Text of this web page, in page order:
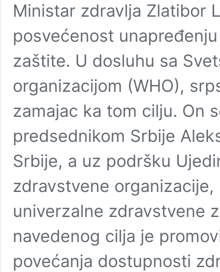
Ministar zdravlja Zlatibor
posvećenost
zaštite. U dosluhu sa
organizacijom (WHO),
zamajac ka tom cilju. On
predsednikom Srbije
Srbije, a uz podršku
zdravstvene
univerzalne zdravstvene
navedenog cilja je
povećanja dostupnosti